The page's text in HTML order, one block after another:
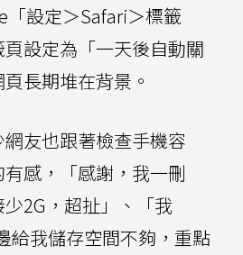
設定＞Safari＞標籤
設定為「一天後自動關
長期堆在背景。
友也跟著檢查手機容
感，「感謝，我一刪
2G，超扯」、「我
給我儲存空間不夠，重點